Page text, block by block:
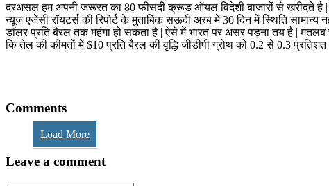
दरअसल हम अपनी जरूरत का 80 फीसदी क्रूड ऑयल विदेशी बाजारों से खरीदते है |
न्यूज एजेंसी रॉयटर्स की रिपोर्ट के मुताबिक सऊदी अरब में 30 दिन में स्थिति
डॉलर प्रति बैरल तक महंगा हो सकता है | ऐसे में भारत पर असर पड़ना तय है |
कि तेल की कीमतों में $10 प्रति बैरल की वृद्धि जीडीपी ग्रोथ को 0.2 से 0.3
Comments
Load More
Leave a comment